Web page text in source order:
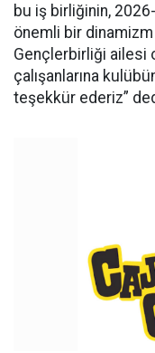
bu iş birliğinin,
önemli bir dinamizm
Gençlerbirliği ailesi
çalışanlarına
teşekkür ederiz”